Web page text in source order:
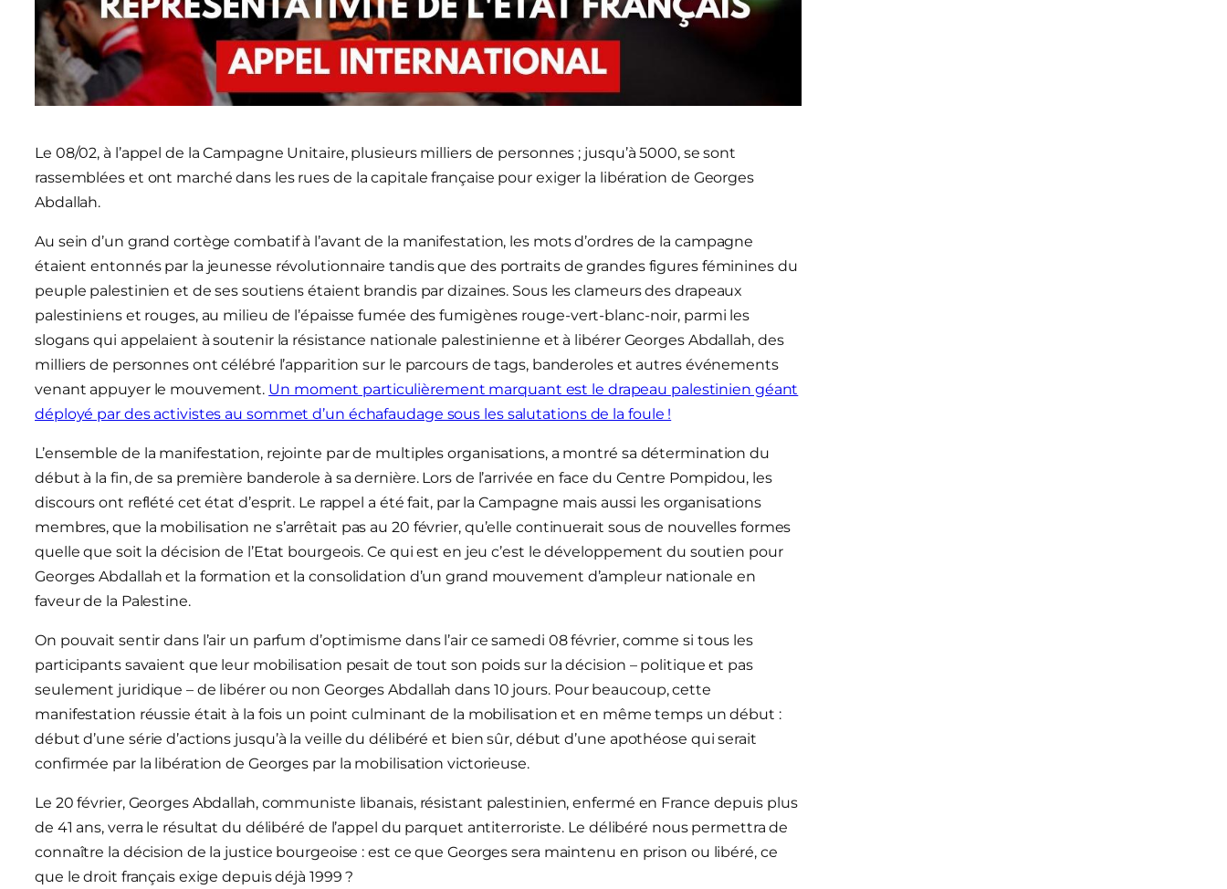
Le 08/02, à l’appel de la Campagne Unitaire, plusieurs milliers de personnes ; jusqu’à 5000, se sont
rassemblées et ont marché dans les rues de la capitale française pour exiger la libération de Georges
Abdallah.
Au sein d’un grand cortège combatif à l’avant de la manifestation, les mots d’ordres de la campagne
étaient entonnés par la jeunesse révolutionnaire tandis que des portraits de grandes figures féminines du
peuple palestinien et de ses soutiens étaient brandis par dizaines. Sous les clameurs des drapeaux
palestiniens et rouges, au milieu de l’épaisse fumée des fumigènes rouge-vert-blanc-noir, parmi les
slogans qui appelaient à soutenir la résistance nationale palestinienne et à libérer Georges Abdallah, des
milliers de personnes ont célébré l’apparition sur le parcours de tags, banderoles et autres événements
venant appuyer le mouvement. Un moment particulièrement marquant est le drapeau palestinien géant
déployé par des activistes au sommet d’un échafaudage sous les salutations de la foule !
L’ensemble de la manifestation, rejointe par de multiples organisations, a montré sa détermination du
début à la fin, de sa première banderole à sa dernière. Lors de l’arrivée en face du Centre Pompidou, les
discours ont reflété cet état d’esprit. Le rappel a été fait, par la Campagne mais aussi les organisations
membres, que la mobilisation ne s’arrêtait pas au 20 février, qu’elle continuerait sous de nouvelles formes
quelle que soit la décision de l’Etat bourgeois. Ce qui est en jeu c’est le développement du soutien pour
Georges Abdallah et la formation et la consolidation d’un grand mouvement d’ampleur nationale en
faveur de la Palestine.
On pouvait sentir dans l’air un parfum d’optimisme dans l’air ce samedi 08 février, comme si tous les
participants savaient que leur mobilisation pesait de tout son poids sur la décision – politique et pas
seulement juridique – de libérer ou non Georges Abdallah dans 10 jours. Pour beaucoup, cette
manifestation réussie était à la fois un point culminant de la mobilisation et en même temps un début :
début d’une série d’actions jusqu’à la veille du délibéré et bien sûr, début d’une apothéose qui serait
confirmée par la libération de Georges par la mobilisation victorieuse.
Le 20 février, Georges Abdallah, communiste libanais, résistant palestinien, enfermé en France depuis plus
de 41 ans, verra le résultat du délibéré de l’appel du parquet antiterroriste. Le délibéré nous permettra de
connaître la décision de la justice bourgeoise : est ce que Georges sera maintenu en prison ou libéré, ce
que le droit français exige depuis déjà 1999 ?